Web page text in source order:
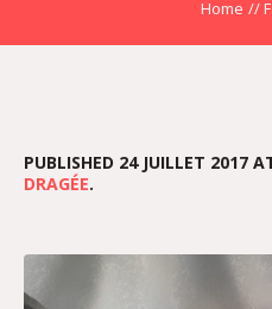
Home //
PUBLISHED 24 JUILLET 2017
DRAGÉE.